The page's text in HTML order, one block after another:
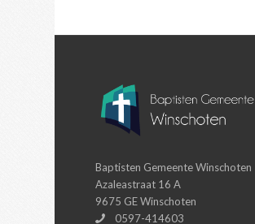
Baptisten Gemeente Winschoten
Azaleastraat 16 A
9675 GE Winschoten
0597-414603